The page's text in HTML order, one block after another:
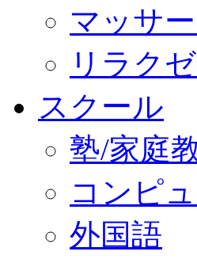
マッサ
リラク
スクール
塾/家庭
コンピ
外国語